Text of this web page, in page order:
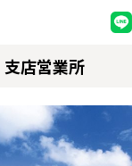
素社会の住宅
店営業所